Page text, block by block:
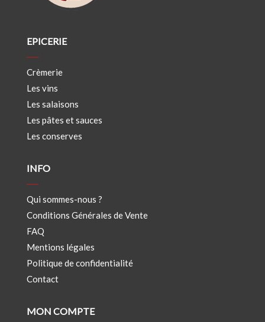
EPICERIE
Crèmerie
Les vins
Les salaisons
Les pâtes et sauces
Les conserves
INFO
Qui sommes-nous ?
Conditions Générales de Vente
FAQ
Mentions légales
Politique de confidentialité
Contact
MON COMPTE